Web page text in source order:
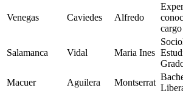
Venegas Caviedes Alfredo
cargo
Salamanca Vidal Maria Ines
Macuer Aguilera Montserrat